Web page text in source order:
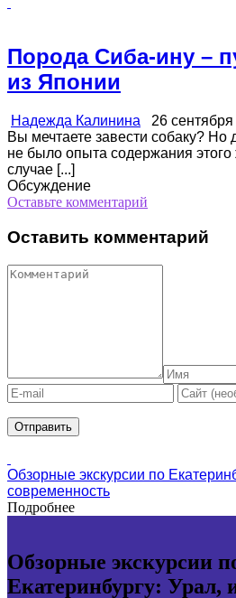
Порода Сиба-ину –
из Японии
Надежда Калинина 26
Вы мечтаете завести собаку? Но
не было опыта содержания
случае [...]
Обсуждение
Оставьте комментарий
Оставить комментарий
Обзорные экскурсии по
современность
Подробнее
Обзорные экскурсии
Екатеринбургу: Урал,